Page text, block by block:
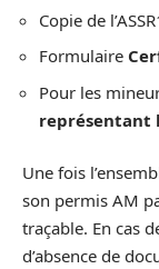
Copie de
Formulaire
Pour les
représentant
Une fois
son permis AM
traçable. En cas
d’absence de